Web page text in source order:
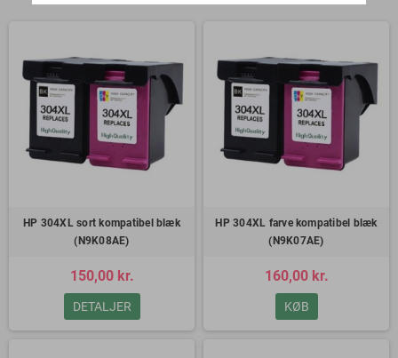
HP 304XL sort kompatibel blæk
(N9K08AE)
150,00 kr.
DETALJER
HP 304XL farve kompatibel blæk
(N9K07AE)
160,00 kr.
KØB